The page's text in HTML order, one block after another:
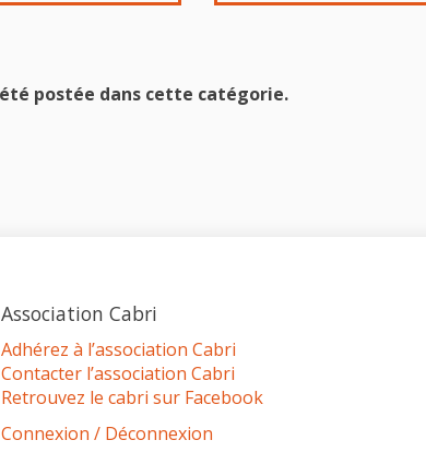
postée dans cette catégorie.
Association Cabri
Adhérez à l’association Cabri
Contacter l’association Cabri
Retrouvez le cabri sur Facebook
Connexion / Déconnexion